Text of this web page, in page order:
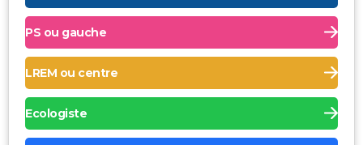
PS ou gauche
LREM ou centre
Ecologiste